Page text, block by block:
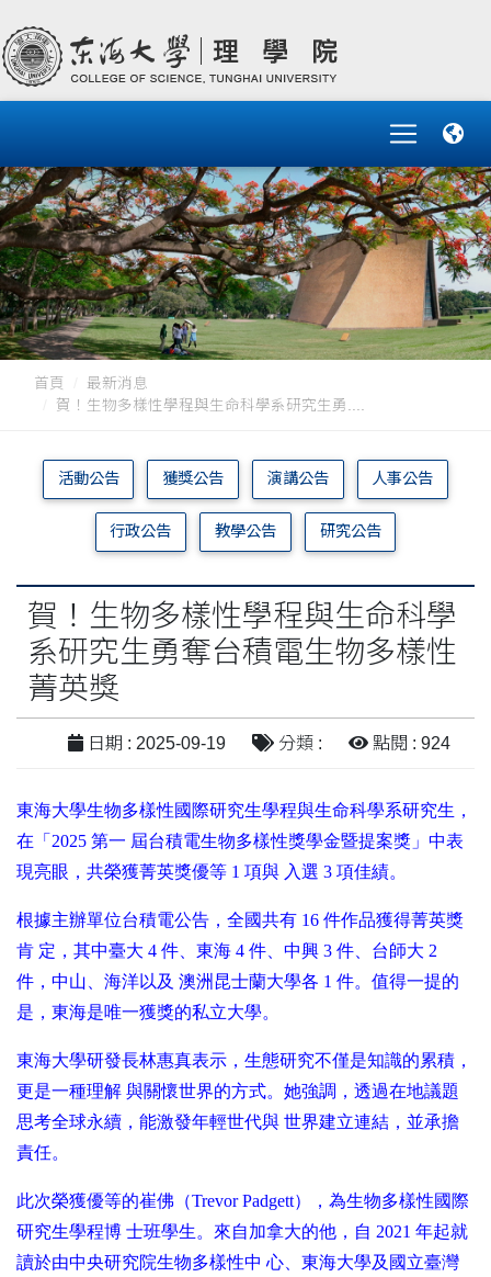
首頁
最新消息
賀！生物多樣性學程與生命科學系研究生勇....
活動公告 獲獎公告 演講公告 人事公告
行政公告 教學公告 研究公告
賀！生物多樣性學程與生命科學
系研究生勇奪台積電生物多樣性
菁英獎
日期 : 2025-09-19 分類 : 點閱 : 924
東海大學生物多樣性國際研究生學程與生命科學系研究生，
在「2025 第一 屆台積電生物多樣性獎學金暨提案獎」中表
現亮眼，共榮獲菁英獎優等 1 項與 入選 3 項佳績。
根據主辦單位台積電公告，全國共有 16 件作品獲得菁英獎
肯 定，其中臺大 4 件、東海 4 件、中興 3 件、台師大 2
件，中山、海洋以及 澳洲昆士蘭大學各 1 件。值得一提的
是，東海是唯一獲獎的私立大學。
東海大學研發長林惠真表示，生態研究不僅是知識的累積，
更是一種理解 與關懷世界的方式。她強調，透過在地議題
思考全球永續，能激發年輕世代與 世界建立連結，並承擔
責任。
此次榮獲優等的崔佛（Trevor Padgett），為生物多樣性國際
研究生學程博 士班學生。來自加拿大的他，自 2021 年起就
讀於由中央研究院生物多樣性中 心、東海大學及國立臺灣